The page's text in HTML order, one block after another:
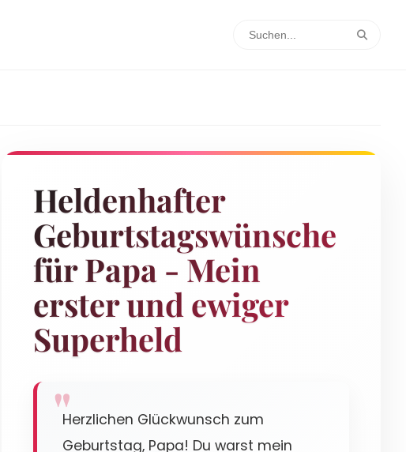
Heldenhafter
Geburtstagswünsche
für Papa - Mein
erster und ewiger
Superheld
Herzlichen Glückwunsch zum
Geburtstag, Papa! Du warst mein